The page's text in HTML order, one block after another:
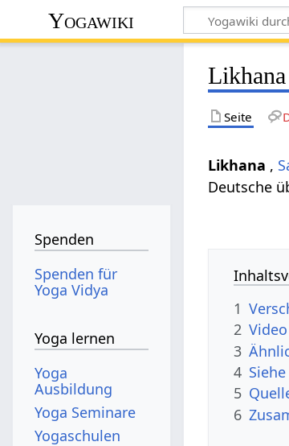
Yogawiki
Likhana
Seite
Likhana ,
Deutsche
1
2
3
4
5
6
Spenden
Spenden für
Yoga Vidya
Yoga lernen
Yoga
Ausbildung
Yoga Seminare
Yogaschulen